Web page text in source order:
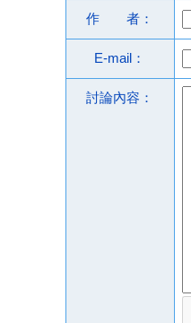
作 者：
E-mail：
討論內容：